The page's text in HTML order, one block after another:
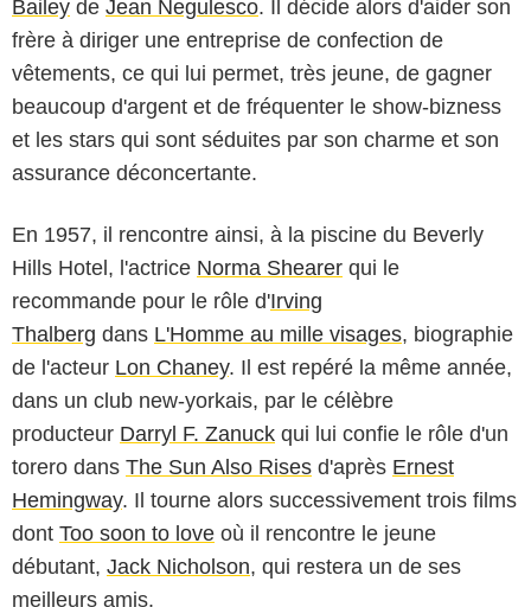
Bailey de Jean Negulesco. Il décide alors d'aider son
frère à diriger une entreprise de confection de
vêtements, ce qui lui permet, très jeune, de gagner
beaucoup d'argent et de fréquenter le show-bizness
et les stars qui sont séduites par son charme et son
assurance déconcertante.
En 1957, il rencontre ainsi, à la piscine du Beverly
Hills Hotel, l'actrice Norma Shearer qui le
recommande pour le rôle d'Irving
Thalberg dans L'Homme au mille visages, biographie
de l'acteur Lon Chaney. Il est repéré la même année,
dans un club new-yorkais, par le célèbre
producteur Darryl F. Zanuck qui lui confie le rôle d'un
torero dans The Sun Also Rises d'après Ernest
Hemingway. Il tourne alors successivement trois films
dont Too soon to love où il rencontre le jeune
débutant, Jack Nicholson, qui restera un de ses
meilleurs amis.